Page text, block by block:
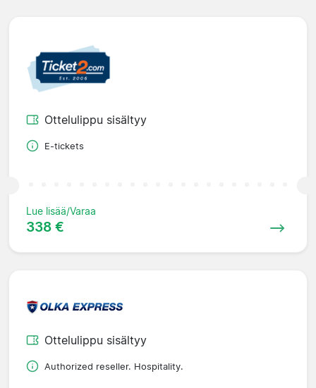
Ottelulippu sisältyy
E-tickets
Lue lisää/Varaa
338 €
Ottelulippu sisältyy
Authorized reseller. Hospitality.